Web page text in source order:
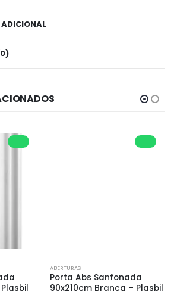
ABERTURAS
Porta Abs Sanfonada
90x210cm Branca – Plasbil